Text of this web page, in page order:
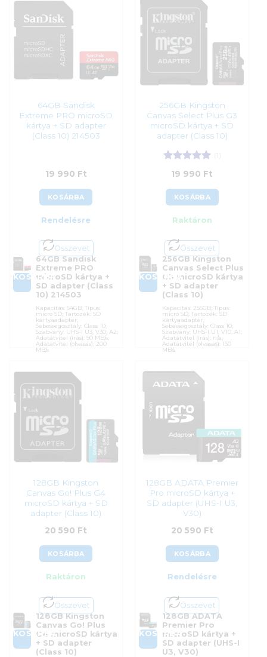
Kategória:Memóriakártyák
Sandisk
Garanciaidő:
Azonosító:
19 890Ft
Memóriakártyák
Gyártó:ADATA
Garanciaidő:
ÁFA:27%
Azonosító:
64GB Sandisk
Extreme PRO microSD
kártya + SD adapter
(Class 10) 214503
19 990 Ft
KOSÁRBA
Rendelésre
Összevet
KOSÁRBA
64GB Sandisk
Extreme PRO
microSD kártya +
SD adapter (Class
10) 214503
Kapacitás: 64GB; Típus:
micro SD; Tartozék: SD
kártyaadapter;
Sebességosztály: Class 10;
Szabvány: UHS-I U3, V30, A2;
Adatátvitel (írás): 90 MB/s;
Adatátvitel (olvasás): 200
MB/s
Memóriakártyák
Gyártó: Sandisk
120 hónap
ÁFA:
Azonosító:44605
19 990Ft
256GB Kingston
Canvas Select Plus G3
microSD kártya + SD
adapter (Class 10)
Értékelés:5
/ 519 990 Ft
KOSÁRBA
Raktáron
Összevet
KOSÁRBA
256GB Kingston
Canvas Select Plus
G3 microSD kártya
+ SD adapter
(Class 10)
Kapacitás: 256GB; Típus:
micro SD; Tartozék: SD
kártyaadapter;
Sebességosztály: Class 10;
Szabvány: UHS-I U1, V10, A1;
Adatátvitel (írás): n/a;
Adatátvitel (olvasás): 150
MB/s
Memóriakártyák
60 hónap
ÁFA:27%
Azonosító:
128GB Kingston
Canvas Go! Plus G4
microSD kártya + SD
adapter (Class 10)
20 590 Ft
KOSÁRBA
Raktáron
Összevet
KOSÁRBA
128GB Kingston
Canvas Go! Plus
G4 microSD kártya
+ SD adapter
(Class 10)
128GB ADATA Premier
Pro microSD kártya +
SD adapter (UHS-I U3,
V30)
20 590 Ft
KOSÁRBA
Rendelésre
Összevet
KOSÁRBA
128GB ADATA
Premier Pro
microSD kártya +
SD adapter (UHS-I
U3, V30)